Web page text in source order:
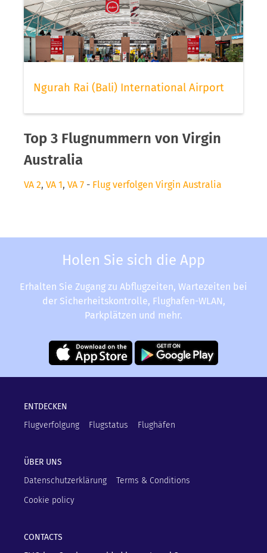
Ngurah Rai (Bali) International Airport
Top 3 Flugnummern von Virgin
Australia
VA 2, VA 1, VA 7 - Flug verfolgen Virgin Australia
Holen Sie sich die App
Erhalten Sie Zugang zu Abflugzeiten, Wartezeiten bei
der Sicherheitskontrolle, Flughafen-WLAN,
Parkplätzen und mehr.
ENTDECKEN
Flugverfolgung
Flugstatus Flughäfen
ÜBER UNS
Datenschutzerklärung
Terms & Conditions
Cookie policy
CONTACTS